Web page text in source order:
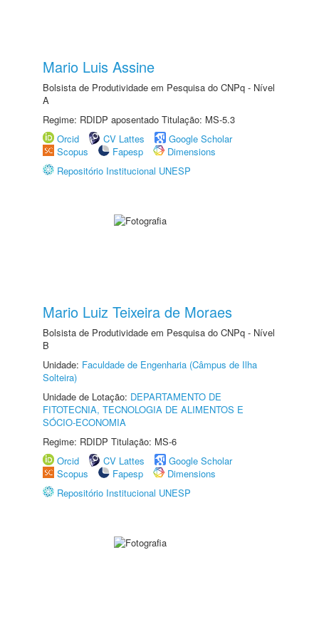
Mario Luis Assine
Bolsista de Produtividade em Pesquisa do CNPq - Nível
A
Regime: RDIDP aposentado Titulação: MS-5.3
Orcid
CV Lattes
Google Scholar
Scopus
Fapesp
Dimensions
Repositório Institucional UNESP
Mario Luiz Teixeira de Moraes
Bolsista de Produtividade em Pesquisa do CNPq - Nível
B
Unidade: Faculdade de Engenharia (Câmpus de Ilha
Solteira)
Unidade de Lotação: DEPARTAMENTO DE
FITOTECNIA, TECNOLOGIA DE ALIMENTOS E
SÓCIO-ECONOMIA
Regime: RDIDP Titulação: MS-6
Orcid
CV Lattes
Google Scholar
Scopus
Fapesp
Dimensions
Repositório Institucional UNESP